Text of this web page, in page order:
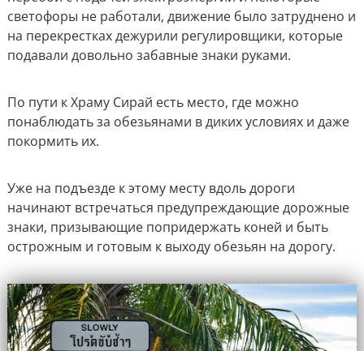
светофоры не работали, движение было затруднено и
на перекрестках дежурили регулировщики, которые
подавали довольно забавные знаки руками.
По пути к Храму Сирай есть место, где можно
понаблюдать за обезьянами в диких условиях и даже
покормить их.
Уже на подъезде к этому месту вдоль дороги
начинают встречаться предупреждающие дорожные
знаки, призывающие попридержать коней и быть
острожным и готовым к выходу обезьян на дорогу.